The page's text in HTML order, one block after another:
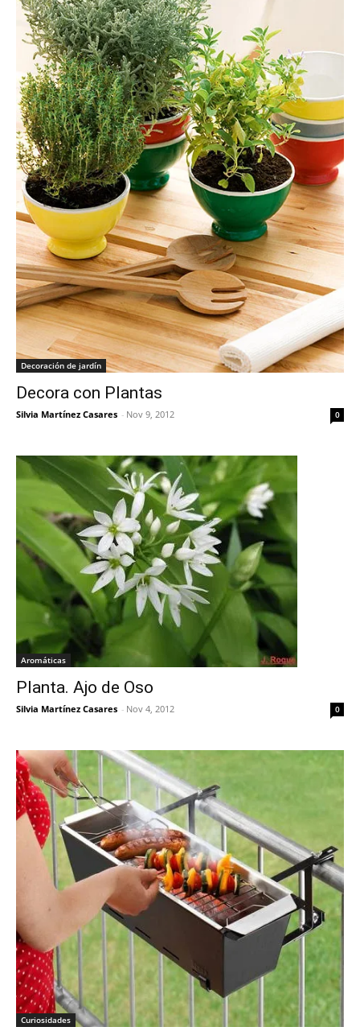
Decoración de jardín
Decora con Plantas
Silvia Martínez Casares - Nov 9, 2012 0
Aromáticas
Planta. Ajo de Oso
Silvia Martínez Casares - Nov 4, 2012 0
Curiosidades